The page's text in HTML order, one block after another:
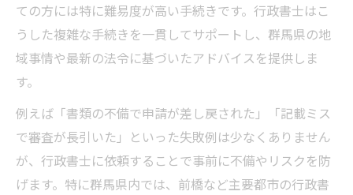
ての方には特に難易度が高い手続きです。行政書士はこ
うした複雑な手続きを一貫してサポートし、群馬県の地
域事情や最新の法令に基づいたアドバイスを提供しま
す。
例えば「書類の不備で申請が差し戻された」「記載ミス
で審査が長引いた」といった失敗例は少なくありません
が、行政書士に依頼することで事前に不備やリスクを防
げます。特に群馬県内では、前橋など主要都市の行政書